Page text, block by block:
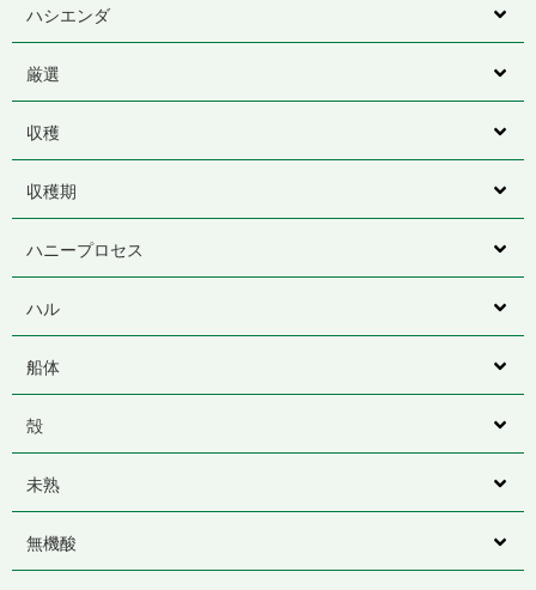
ハシエンダ
厳選
収穫
収穫期
ハニープロセス
ハル
船体
殻
未熟
無機酸